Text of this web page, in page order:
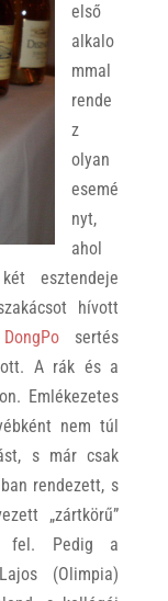
első
alkalo
mmal
rende
z
olyan
esemé
nyt,
ahol
esztendeje
hívott
DongPo sertés
A rák és a
Emlékezetes
nem túl
s már csak
rendezett, s
„zártkörű”
fel. Pedig a
(Olimpia)